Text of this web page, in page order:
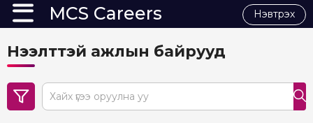
MCS Careers Нэвтрэх
Нээлттэй ажлын байрууд
search